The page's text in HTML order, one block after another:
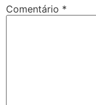
Comentário *